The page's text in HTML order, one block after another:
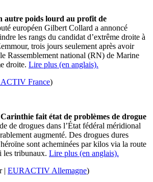
autre poids lourd au profit de
européen Gilbert Collard a annoncé
les rangs du candidat d’extrême droite à
trois jours seulement après avoir
Rassemblement national (RN) de Marine
droite. Lire plus (en anglais).
France)
fait état de problèmes de drogue
de drogues dans l’État fédéral méridional
augmenté. Des drogues dures
sont acheminées par kilos via la route
les tribunaux. Lire plus (en anglais).
| EURACTIV Allemagne)